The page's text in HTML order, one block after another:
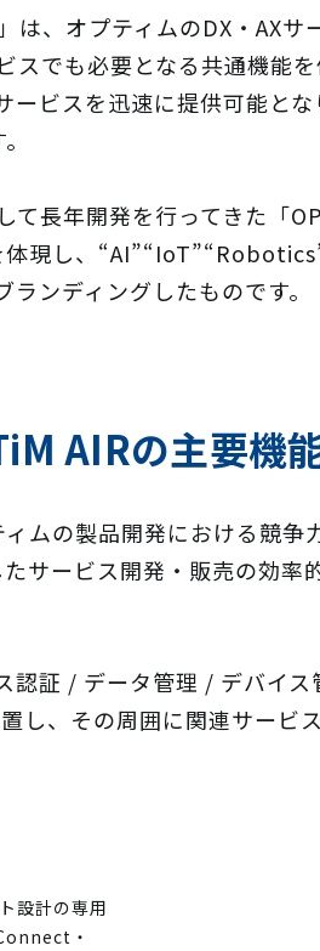
、オプティムのDX・AXサ
スでも必要となる共通機能
ビスを迅速に提供可能と
て長年開発を行ってきた「
現し、
ンディングしたものです。
AIRの主要機
ムの製品開発における競
サービス開発・販売の効
設計の専用
・